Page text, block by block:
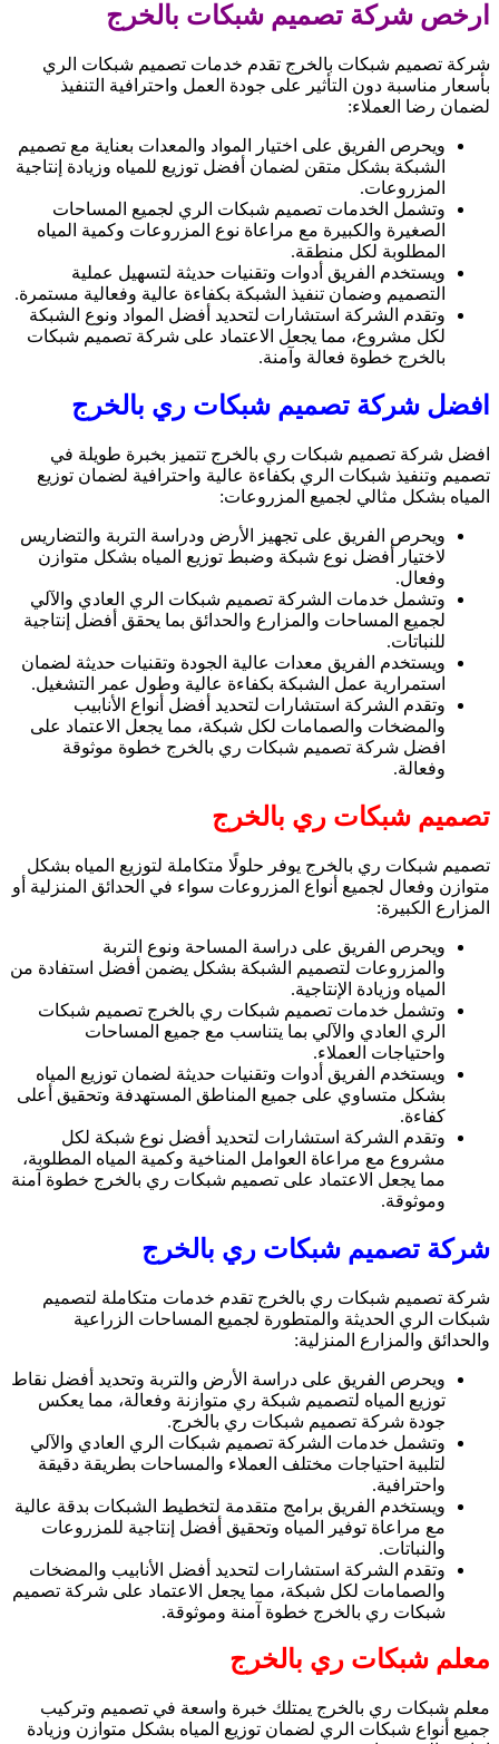
ارخص شركة تصميم شبكات بالخرج
شركة تصميم شبكات بالخرج تقدم خدمات تصميم شبكات الري
بأسعار مناسبة دون التأثير على جودة العمل واحترافية التنفيذ
لضمان رضا العملاء:
ويحرص الفريق على اختيار المواد والمعدات بعناية مع تصميم
الشبكة بشكل متقن لضمان أفضل توزيع للمياه وزيادة إنتاجية
المزروعات.
وتشمل الخدمات تصميم شبكات الري لجميع المساحات
الصغيرة والكبيرة مع مراعاة نوع المزروعات وكمية المياه
المطلوبة لكل منطقة.
ويستخدم الفريق أدوات وتقنيات حديثة لتسهيل عملية
التصميم وضمان تنفيذ الشبكة بكفاءة عالية وفعالية مستمرة.
وتقدم الشركة استشارات لتحديد أفضل المواد ونوع الشبكة
لكل مشروع، مما يجعل الاعتماد على شركة تصميم شبكات
بالخرج خطوة فعالة وآمنة.
افضل شركة تصميم شبكات ري بالخرج
افضل شركة تصميم شبكات ري بالخرج تتميز بخبرة طويلة في
تصميم وتنفيذ شبكات الري بكفاءة عالية واحترافية لضمان توزيع
المياه بشكل مثالي لجميع المزروعات:
ويحرص الفريق على تجهيز الأرض ودراسة التربة والتضاريس
لاختيار أفضل نوع شبكة وضبط توزيع المياه بشكل متوازن
وفعال.
وتشمل خدمات الشركة تصميم شبكات الري العادي والآلي
لجميع المساحات والمزارع والحدائق بما يحقق أفضل إنتاجية
للنباتات.
ويستخدم الفريق معدات عالية الجودة وتقنيات حديثة لضمان
استمرارية عمل الشبكة بكفاءة عالية وطول عمر التشغيل.
وتقدم الشركة استشارات لتحديد أفضل أنواع الأنابيب
والمضخات والصمامات لكل شبكة، مما يجعل الاعتماد على
افضل شركة تصميم شبكات ري بالخرج خطوة موثوقة
وفعالة.
تصميم شبكات ري بالخرج
تصميم شبكات ري بالخرج يوفر حلولًا متكاملة لتوزيع المياه بشكل
متوازن وفعال لجميع أنواع المزروعات سواء في الحدائق المنزلية أو
المزارع الكبيرة:
ويحرص الفريق على دراسة المساحة ونوع التربة
والمزروعات لتصميم الشبكة بشكل يضمن أفضل استفادة من
المياه وزيادة الإنتاجية.
وتشمل خدمات تصميم شبكات ري بالخرج تصميم شبكات
الري العادي والآلي بما يتناسب مع جميع المساحات
واحتياجات العملاء.
ويستخدم الفريق أدوات وتقنيات حديثة لضمان توزيع المياه
بشكل متساوي على جميع المناطق المستهدفة وتحقيق أعلى
كفاءة.
وتقدم الشركة استشارات لتحديد أفضل نوع شبكة لكل
مشروع مع مراعاة العوامل المناخية وكمية المياه المطلوبة،
مما يجعل الاعتماد على تصميم شبكات ري بالخرج خطوة آمنة
وموثوقة.
شركة تصميم شبكات ري بالخرج
شركة تصميم شبكات ري بالخرج تقدم خدمات متكاملة لتصميم
شبكات الري الحديثة والمتطورة لجميع المساحات الزراعية
والحدائق والمزارع المنزلية:
ويحرص الفريق على دراسة الأرض والتربة وتحديد أفضل نقاط
توزيع المياه لتصميم شبكة ري متوازنة وفعالة، مما يعكس
جودة شركة تصميم شبكات ري بالخرج.
وتشمل خدمات الشركة تصميم شبكات الري العادي والآلي
لتلبية احتياجات مختلف العملاء والمساحات بطريقة دقيقة
واحترافية.
ويستخدم الفريق برامج متقدمة لتخطيط الشبكات بدقة عالية
مع مراعاة توفير المياه وتحقيق أفضل إنتاجية للمزروعات
والنباتات.
وتقدم الشركة استشارات لتحديد أفضل الأنابيب والمضخات
والصمامات لكل شبكة، مما يجعل الاعتماد على شركة تصميم
شبكات ري بالخرج خطوة آمنة وموثوقة.
معلم شبكات ري بالخرج
معلم شبكات ري بالخرج يمتلك خبرة واسعة في تصميم وتركيب
جميع أنواع شبكات الري لضمان توزيع المياه بشكل متوازن وزيادة